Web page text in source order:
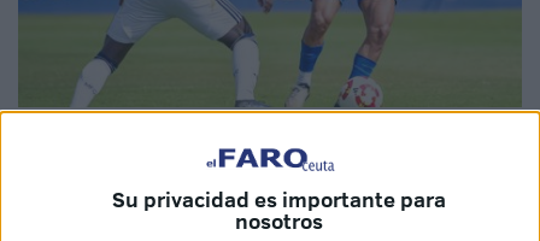
Su privacidad es importante para
nosotros